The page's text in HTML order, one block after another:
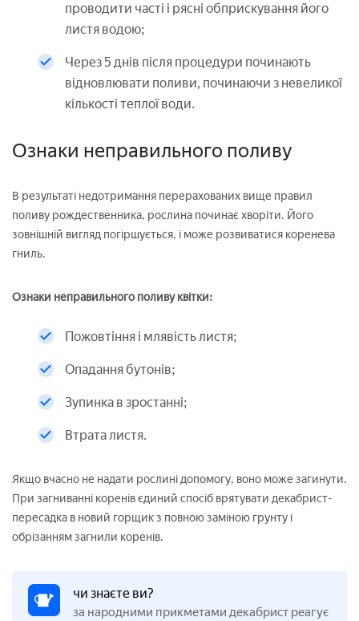
проводити часті і рясні обприскування його
листя водою;
Через 5 днів після процедури починають
відновлювати поливи, починаючи з невеликої
кількості теплої води.
Ознаки неправильного поливу
В результаті недотримання перерахованих вище правил
поливу рождественника, рослина починає хворіти. Його
зовнішній вигляд погіршується, і може розвиватися коренева
гниль.
Ознаки неправильного поливу квітки:
Пожовтіння і млявість листя;
Опадання бутонів;
Зупинка в зростанні;
Втрата листя.
Якщо вчасно не надати рослині допомогу, воно може загинути.
При загниванні коренів єдиний спосіб врятувати декабрист-
пересадка в новий горщик з повною заміною грунту і
обрізанням загнили коренів.
чи знаєте ви?
за народними прикметами декабрист реагує